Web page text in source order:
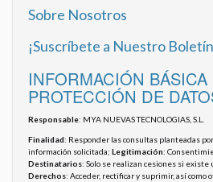
Sobre Nosotros
¡Suscríbete a Nuestro
INFORMACIÓN
PROTECCIÓN DE
Responsable: MYA NUEVAS TECNOLOGIAS, S.L.
Finalidad: Responder las consultas planteadas
información solicitada; Legitimación:
Destinatarios: Solo se realizan cesiones si existe
Derechos: Acceder, rectificar y suprimir, así como